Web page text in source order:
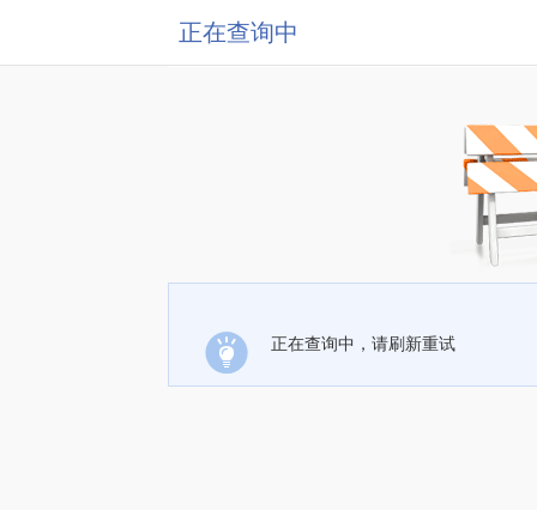
正在查询中
正在查询中，请刷新重试